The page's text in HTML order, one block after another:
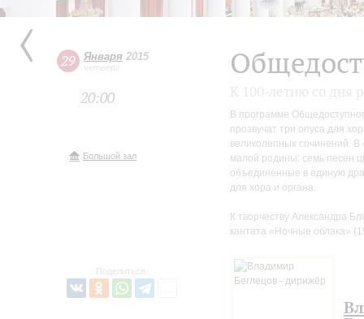
29 Января 2015
четверг
20:00
Большой зал
Поделиться:
В программе
прозвучат три опуса для
великолепных сочинений.
малой родины: семь песен
объединенные в единую
для хора и органа.
К творчеству Александра
кантата «Ночные облака»